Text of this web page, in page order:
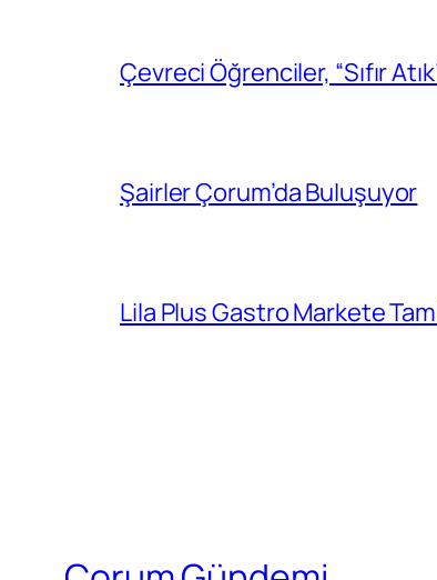
Çevreci Öğrenciler, “Sıfır
Şairler Çorum’da Buluşuyor
Lila Plus Gastro Markete